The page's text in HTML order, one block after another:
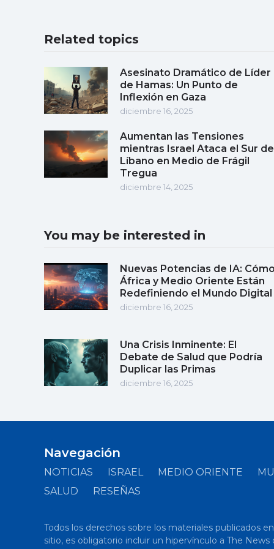
Related topics
Asesinato Dramático de Líder
de Hamas: Un Punto de
Inflexión en Gaza
diciembre 16, 2025
Aumentan las Tensiones
mientras Israel Ataca el Sur
Líbano en Medio de Frágil
Tregua
diciembre 14, 2025
You may be interested in
Nuevas Potencias de IA:
África y Medio Oriente Están
Redefiniendo el Mundo Digital
diciembre 16, 2025
Una Crisis Inminente: El
Debate de Salud que Podría
Duplicar las Primas
diciembre 16, 2025
Navegación
NOTICIAS ISRAEL MEDIO ORIENTE
SALUD
RESEÑAS
Todos los derechos sobre los materiales publicados
sitio, es obligatorio incluir un hipervínculo a The